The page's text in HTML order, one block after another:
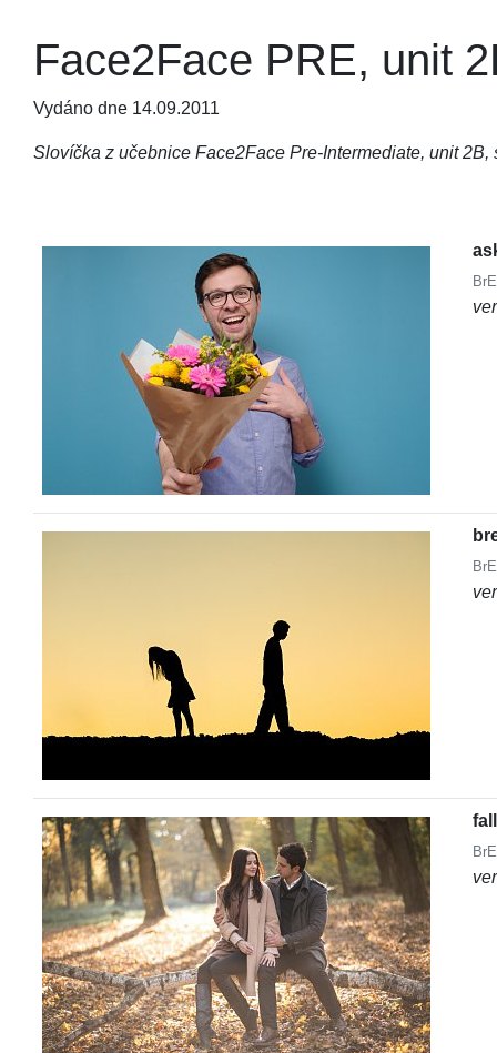
Face2Face PRE, unit
Vydáno dne 14.09.2011
Slovíčka z učebnice Face2Face Pre-Intermediate, unit 2B,
BrE
BrE
BrE